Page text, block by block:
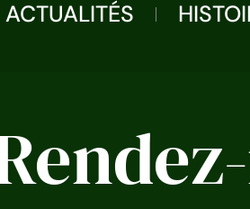
ACTUALITÉS